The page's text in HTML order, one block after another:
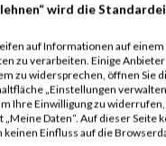
Kossendey
Lutze
Kusber
Jacob
Peper
wird die
auf Informationen auf einem
zu verarbeiten. Einige
zu widersprechen, öffnen Sie
„Einstellungen
Ihre Einwilligung zu
Daten“. Auf dieser
Einfluss auf die